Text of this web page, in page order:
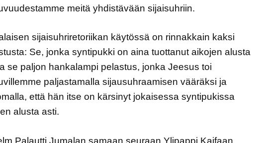
meitä yhdistävään sijaisuhriin.
sijaisuhriretoriikan käytössä on rinnakkain kaksi
Se, jonka syntipukki on aina tuottanut aikojen alusta
se paljon hankalampi pelastus, jonka Jeesus toi
paljastamalla sijausuhraamisen vääräksi ja
että hän itse on kärsinyt jokaisessa syntipukissa
alusta asti.
Palautti Jumalan samaan seuraan Ylipappi Kaifaan,